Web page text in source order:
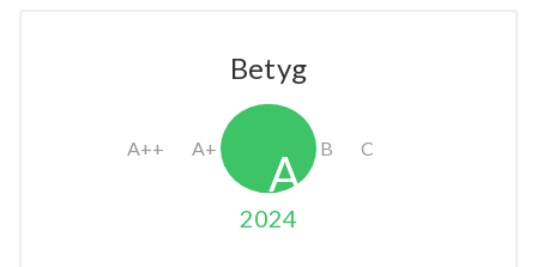
Betyg
2024